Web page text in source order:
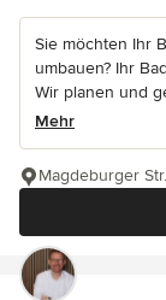
Sie möchten Ihr
umbauen? Ihr
Wir planen und
Mehr
Magdeburger